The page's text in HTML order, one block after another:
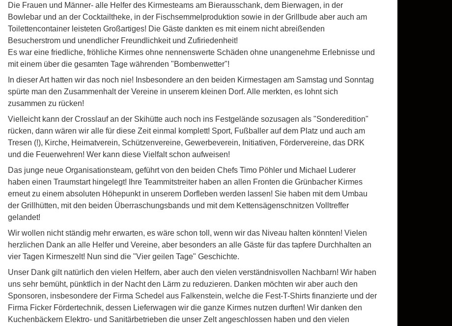
Die Frauen und Männer- alle Helfer des Kirmesteams am Bierausschank, dem Bierwagen, in der
Bowlebar und an der Cocktailtheke, in der Fischsemmelproduktion sowie in der Grillbude aber auch am
Toilettencontainer leisteten Großartiges! Die Gäste dankten es mit einem nicht abreißenden
Besucherstrom und unendlicher Freundlichkeit und Zufiriedenheit!
Es war eine friedliche, fröhliche Kirmes ohne nennenswerte Schäden ohne unangenehme Erlebnisse und
mit einem über die gesamten Tage währenden "Bombenwetter"!
In dieser Art hatten wir das noch nie! Insbesondere an den beiden Kirmestagen am Samstag und Sonntag
spürte man den Zusammenhalt der Vereine in unserem kleinen Dorf. Alle merkten, es lohnt sich
zusammen zu rücken!
Vielleicht kann der Crosslauf an der Skihütte auch noch ins Festgelände sozusagen als "Sonderedition"
rücken, dann wären wir alle für diese Zeit einmal komplett! Sport, Fußballer auf dem Platz und auch am
Tresen (!), Kirche, Heimatverein, Schützenvereine, Gewerbeverein, Initiativen, Fördervereine, das DRK
und die Feuerwehren! Wer kann diese Vielfalt schon aufweisen!
Das junge neue Organisationsteam, geführt von den beiden Chefs Timo Pöhler und Michael Luderer
haben einen Traumstart hingelegt! Ihre Teammitstreiter haben an allen Fronten die Grünbacher Kirmes
erneut zu einem absoluten Höhepunkt in unserem Dorfleben werden lassen! Sie haben mit dem Umbau
der Grillhütten, mit den beiden Überraschungsbands und mit dem Kettensägenschnitzen Volltreffer
gelandet!
Wir wollen nicht ständig mehr erwarten, es wäre schon toll, wenn wir das Niveau halten könnten! Vielen
herzlichen Dank an alle Helfer und Vereine, aber besonders an alle Gäste für das tapfere Durchhalten an
vier Tagen Kirmeszelt! Nun sind die "Vier geilen Tage" Geschichte.
Unser Dank gilt natürlich den vielen Helfern, aber auch den vielen verständnisvollen Nachbarn! Wir haben
uns sehr bemüht, pünktlich in der Nacht den Lärm zu reduzieren. Danken möchten wir aber auch den
Sponsoren, insbesondere der Firma Schedel aus Falkenstein, welche die Fest-T-Shirts finanzierte und der
Firma Ficker Fördertechnik, dessen Lieferwagen wir die ganze Kirmes nutzen durften! Wir danken den
Kuchenbäckern Elektro- und Sanitärbetrieben die unser Zelt angeschlossen haben und den vielen